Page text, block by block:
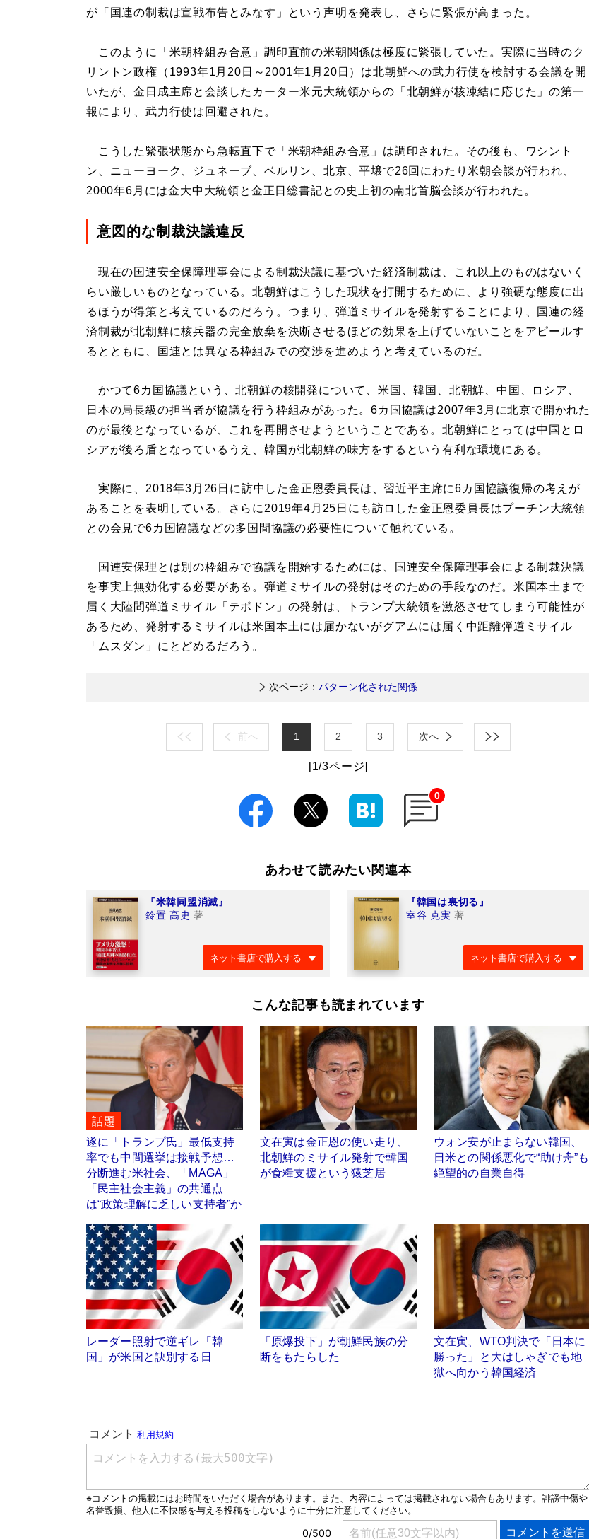
が「国連の制裁は宣戦布告とみなす」という声明を発表し、さらに緊張が高まった。
このように「米朝枠組み合意」調印直前の米朝関係は極度に緊張していた。実際に当時のク
リントン政権（1993年1月20日～2001年1月20日）は北朝鮮への武力行使を検討する会議を開
いたが、金日成主席と会談したカーター米元大統領からの「北朝鮮が核凍結に応じた」の第一
報により、武力行使は回避された。
こうした緊張状態から急転直下で「米朝枠組み合意」は調印された。その後も、ワシント
ン、ニューヨーク、ジュネーブ、ベルリン、北京、平壌で26回にわたり米朝会談が行われ、
2000年6月には金大中大統領と金正日総書記との史上初の南北首脳会談が行われた。
意図的な制裁決議違反
現在の国連安全保障理事会による制裁決議に基づいた経済制裁は、これ以上のものはないく
らい厳しいものとなっている。北朝鮮はこうした現状を打開するために、より強硬な態度に出
るほうが得策と考えているのだろう。つまり、弾道ミサイルを発射することにより、国連の経
済制裁が北朝鮮に核兵器の完全放棄を決断させるほどの効果を上げていないことをアピールす
るとともに、国連とは異なる枠組みでの交渉を進めようと考えているのだ。
かつて6カ国協議という、北朝鮮の核開発について、米国、韓国、北朝鮮、中国、ロシア、
日本の局長級の担当者が協議を行う枠組みがあった。6カ国協議は2007年3月に北京で開かれた
のが最後となっているが、これを再開させようということである。北朝鮮にとっては中国とロ
シアが後ろ盾となっているうえ、韓国が北朝鮮の味方をするという有利な環境にある。
実際に、2018年3月26日に訪中した金正恩委員長は、習近平主席に6カ国協議復帰の考えが
あることを表明している。さらに2019年4月25日にも訪ロした金正恩委員長はプーチン大統領
との会見で6カ国協議などの多国間協議の必要性について触れている。
国連安保理とは別の枠組みで協議を開始するためには、国連安全保障理事会による制裁決議
を事実上無効化する必要がある。弾道ミサイルの発射はそのための手段なのだ。米国本土まで
届く大陸間弾道ミサイル「テポドン」の発射は、トランプ大統領を激怒させてしまう可能性が
あるため、発射するミサイルは米国本土には届かないがグアムには届く中距離弾道ミサイル
「ムスダン」にとどめるだろう。
次ページ： パターン化された関係
前へ 1 2 3 次へ
[1/3ページ]
0
あわせて読みたい関連本
『米韓同盟消滅』
鈴置 高史 著
ネット書店で購入する
『韓国は裏切る』
室谷 克実 著
ネット書店で購入する
こんな記事も読まれています
話題
遂に「トランプ氏」最低支持
率でも中間選挙は接戦予想…
分断進む米社会、「MAGA」
「民主社会主義」の共通点
は“政策理解に乏しい支持者”か
文在寅は金正恩の使い走り、
北朝鮮のミサイル発射で韓国
が食糧支援という猿芝居
ウォン安が止まらない韓国、
日米との関係悪化で“助け舟”も
絶望的の自業自得
レーダー照射で逆ギレ「韓
国」が米国と訣別する日
「原爆投下」が朝鮮民族の分
断をもたらした
文在寅、WTO判決で「日本に
勝った」と大はしゃぎでも地
獄へ向かう韓国経済